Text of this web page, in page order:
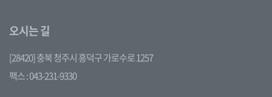
오시는 길
[28420] 충북 청주시 흥덕구 가로수로 1257
팩스 : 043-231-9330